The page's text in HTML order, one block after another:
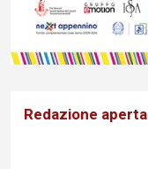
Redazione aperta